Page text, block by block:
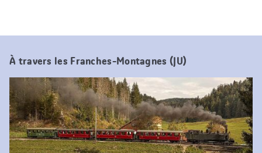
À travers les Franches-Montagnes (JU)